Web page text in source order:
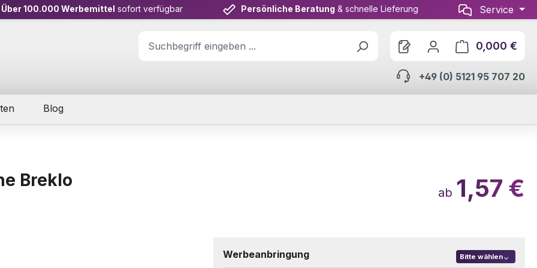
Über 100.000 Werbemittel sofort verfügbar Persönliche Beratung & schnelle Lieferung Service
0,000 €
+49 (0) 5121 95 707 20
Blog
Breklo
ab 1,57 €
Werbeanbringung
Bitte wählen